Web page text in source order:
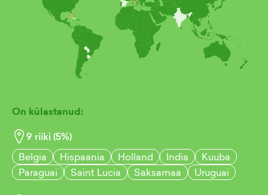
On külastanud:
9 riiki (5%)
Belgia
Hispaania Holland India
Kuuba
Paraguai
Saint Lucia Saksamaa Uruguai